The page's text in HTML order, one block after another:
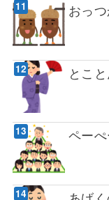
おっ
とこ
ペー